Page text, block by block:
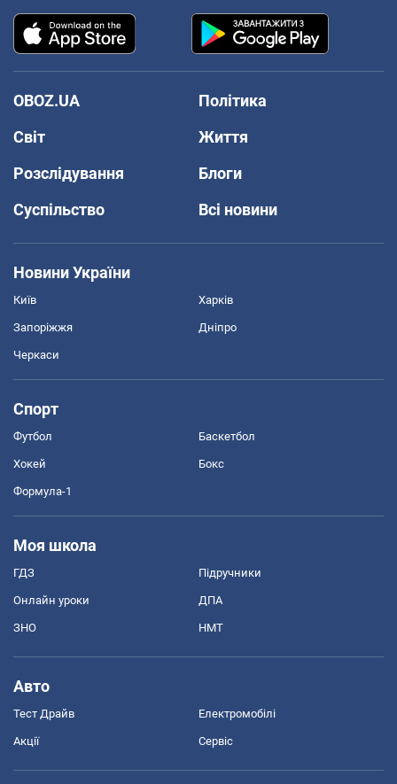
OBOZ.UA
Політика
Світ
Життя
Розслідування
Блоги
Суспільство
Всі новини
Новини України
Київ Харків
Запоріжжя Дніпро
Черкаси
Спорт
Футбол Баскетбол
Хокей Бокс
Формула-1
Моя школа
ГДЗ Підручники
Онлайн уроки ДПА
ЗНО НМТ
Авто
Тест Драйв Електромобілі
Акції Сервіс